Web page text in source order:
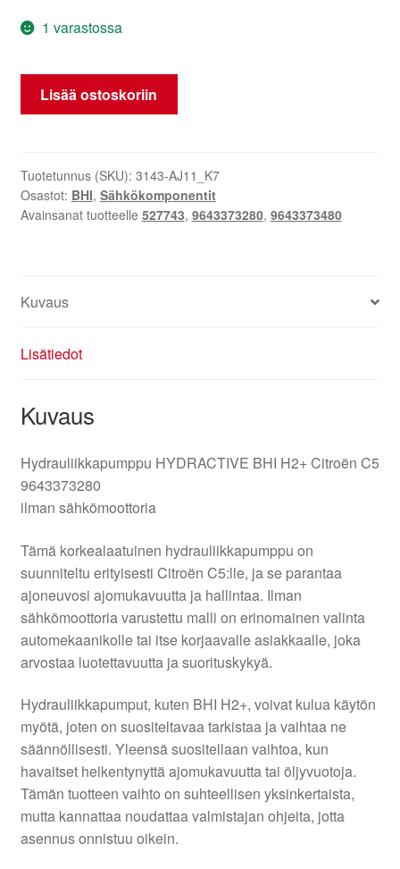
1 varastossa
BHI
H2+
Citroën
C5
9643373480
Lisää ostoskoriin
Tuotetunnus (SKU): 3143-AJ11_K7
Osastot: BHI, Sähkökomponentit
Avainsanat tuotteelle 527743, 9643373280, 9643373480
Kuvaus
Lisätiedot
Kuvaus
Hydrauliikkapumppu HYDRACTIVE BHI H2+ Citroën C5
9643373280
ilman sähkömoottoria
Tämä korkealaatuinen hydrauliikkapumppu on
suunniteltu erityisesti Citroën C5:lle, ja se parantaa
ajoneuvosi ajomukavuutta ja hallintaa. Ilman
sähkömoottoria varustettu malli on erinomainen valinta
automekaanikolle tai itse korjaavalle asiakkaalle, joka
arvostaa luotettavuutta ja suorituskykyä.
Hydrauliikkapumput, kuten BHI H2+, voivat kulua käytön
myötä, joten on suositeltavaa tarkistaa ja vaihtaa ne
säännöllisesti. Yleensä suositellaan vaihtoa, kun
havaitset heikentynyttä ajomukavuutta tai öljyvuotoja.
Tämän tuotteen vaihto on suhteellisen yksinkertaista,
mutta kannattaa noudattaa valmistajan ohjeita, jotta
asennus onnistuu oikein.